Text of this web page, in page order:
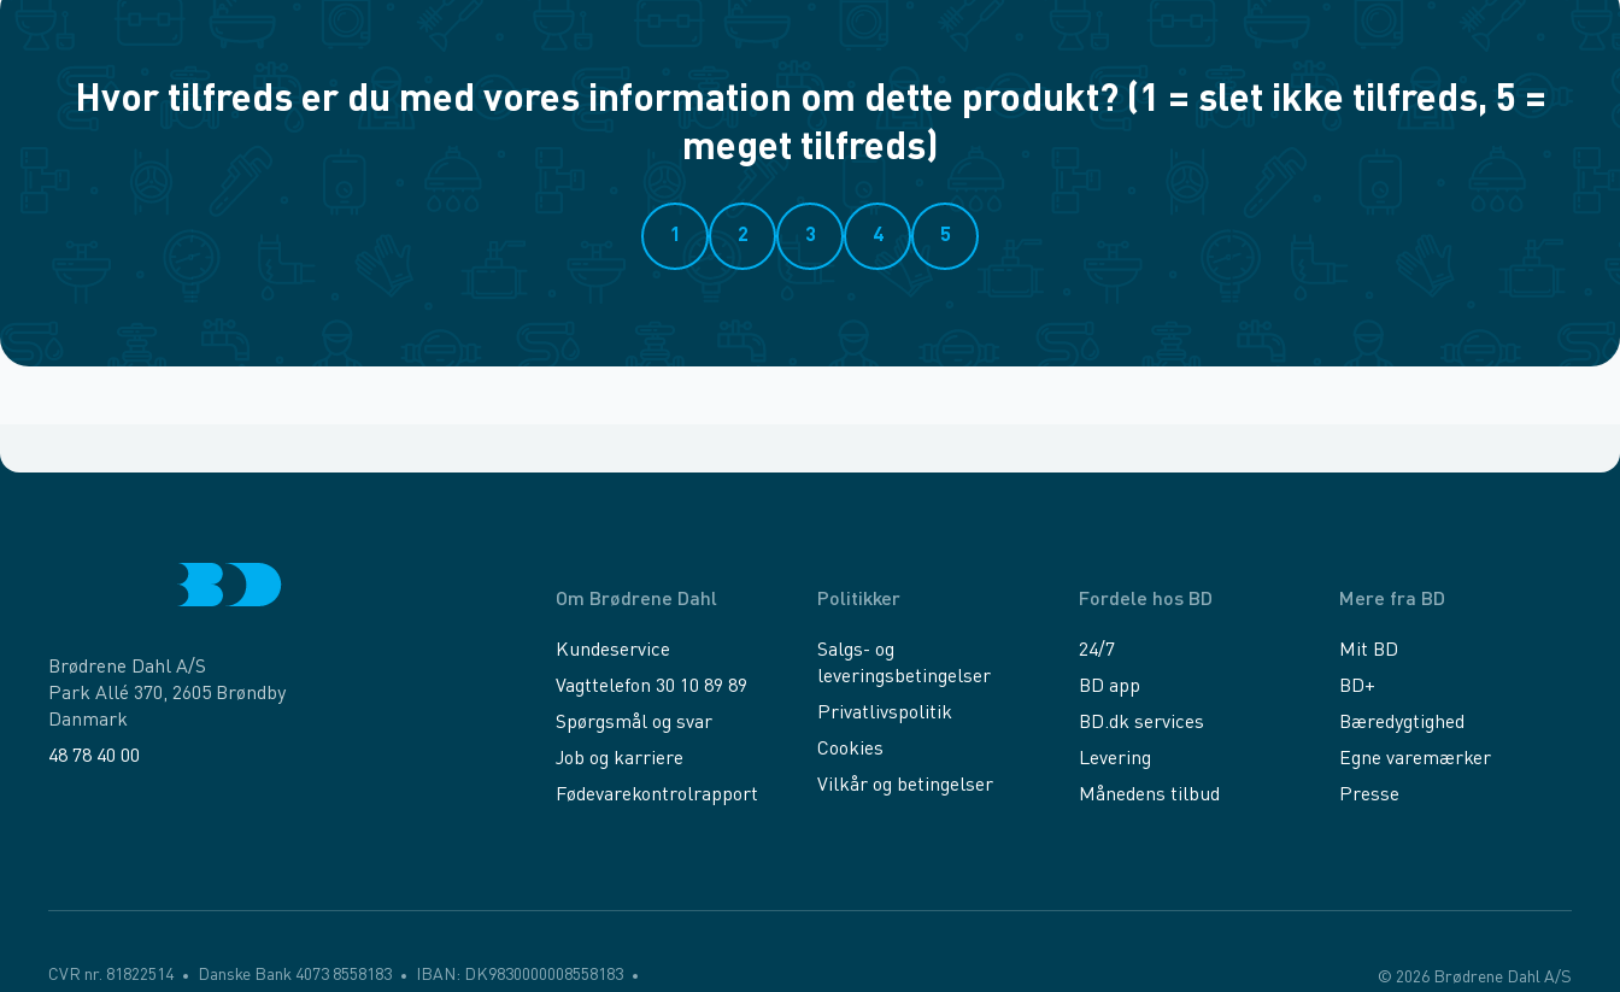
Hvor tilfreds er du med vores information om dette produkt? (1 = slet ikke tilfreds, 5 =
meget tilfreds)
1 2 3 4 5
Brødrene Dahl A/S
Park Allé 370, 2605 Brøndby
Danmark
48 78 40 00
Om Brødrene Dahl
Kundeservice
Vagttelefon 30 10 89 89
Spørgsmål og svar
Job og karriere
Fødevarekontrolrapport
Politikker
Salgs- og
leveringsbetingelser
Privatlivspolitik
Cookies
Vilkår og betingelser
Fordele hos BD
24/7
BD app
BD.dk services
Levering
Månedens tilbud
Mere fra BD
Mit BD
BD+
Bæredygtighed
Egne varemærker
Presse
CVR nr. 81822514 Danske Bank 4073 8558183 IBAN: DK9830000008558183 © 2026 Brødrene Dahl A/S